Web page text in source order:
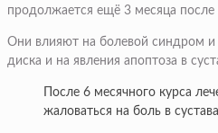
продолжается ещё 3 месяца после
Они влияют на болевой синдром и
диска и на явления апоптоза в
После 6 месячного курса
жаловаться на боль в